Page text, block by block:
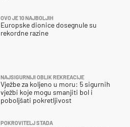
NAJSIGURNIJI OBLIK REKREACIJE
Vježbe za koljeno u moru: 5 sigurnih
vježbi koje mogu smanjiti bol i
poboljšati pokretljivost
POKROVITELJ STADA
OVO JE 10 NAJBOLJIH
Europske dionice dosegnule su
rekordne razine